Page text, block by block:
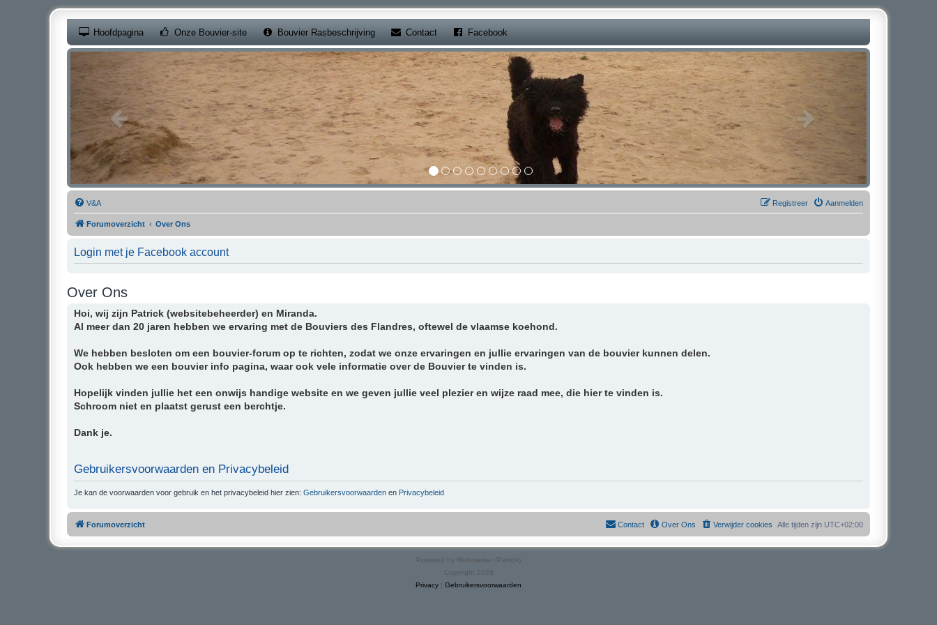
Hoofdpagina Onze Bouvier-site(Opens a new tab)
Bouvier Rasbeschrijving Contact(Opens a new tab)
Facebook
V&A Aanmelden
Registreer
Forumoverzicht Over Ons
Login met je Facebook account
Over Ons
Hoi, wij zijn Patrick (websitebeheerder) en Miranda.
Al meer dan 20 jaren hebben we ervaring met de Bouviers des Flandres, oftewel de vlaamse koehond.
We hebben besloten om een bouvier-forum op te richten, zodat we onze ervaringen en jullie ervaringen van de bouvier kunnen delen.
Ook hebben we een bouvier info pagina, waar ook vele informatie over de Bouvier te vinden is.
Hopelijk vinden jullie het een onwijs handige website en we geven jullie veel plezier en wijze raad mee, die hier te vinden is.
Schroom niet en plaatst gerust een berchtje.
Dank je.
Gebruikersvoorwaarden en Privacybeleid
Je kan de voorwaarden voor gebruik en het privacybeleid hier zien: Gebruikersvoorwaarden en Privacybeleid
Forumoverzicht Alle tijden zijn UTC+02:00
Verwijder cookies
Over Ons
Contact
Powered by Webmaster (Patrick)
Copyright 2026
Privacy | Gebruikersvoorwaarden